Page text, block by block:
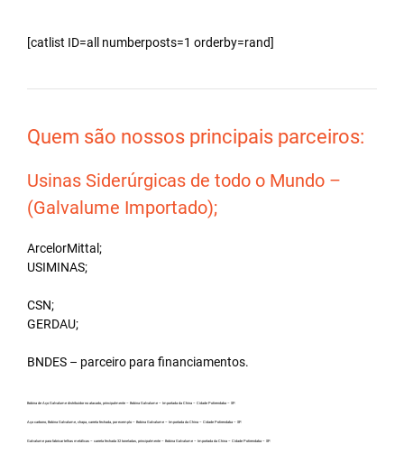
[catlist ID=all numberposts=1 orderby=rand]
Quem são nossos principais parceiros:
Usinas Siderúrgicas de todo o Mundo –
(Galvalume Importado);
ArcelorMittal;
USIMINAS;
CSN;
GERDAU;
BNDES – parceiro para financiamentos.
Bobina de Aço Galvalume distribuidor no atacado, principalmente – Bobina Galvalume – Importada da China – Cidade Potirendaba – SP.
Aço carbono, Bobina Galvalume, chapa, carreta fechada, por exemplo – Bobina Galvalume – Importada da China – Cidade Potirendaba – SP.
Galvalume para fabricar telhas metálicas – carreta fechada 32 toneladas, principalmente – Bobina Galvalume – Importada da China – Cidade Potirendaba – SP.